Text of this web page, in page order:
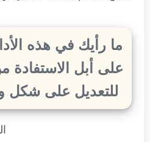
ما رأيك في هذه
على أبل الاستفادة
للتعديل على شكل